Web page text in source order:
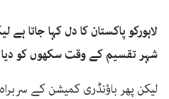
لاہورکو پاکستان کا دل کہا جاتا
شہر تقسیم کے وقت سکھوں کو دیا
لیکن پھر باؤنڈری کمیشن کے